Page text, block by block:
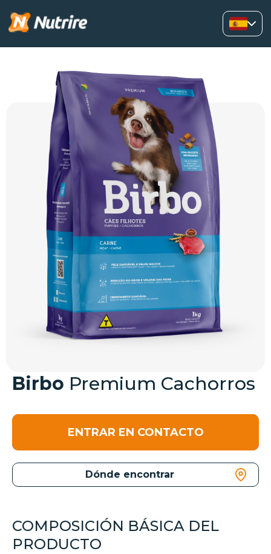
Birbo Premium Cachorros
ENTRAR EN CONTACTO
Dónde encontrar
COMPOSICIÓN BÁSICA DEL
PRODUCTO